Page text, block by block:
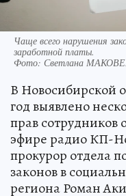
Чаще всего нарушения
заработной платы.
Фото: Светлана
В Новосибирской
год выявлено
прав сотрудников
эфире радио КП-
прокурор отдела
законов в
региона Роман